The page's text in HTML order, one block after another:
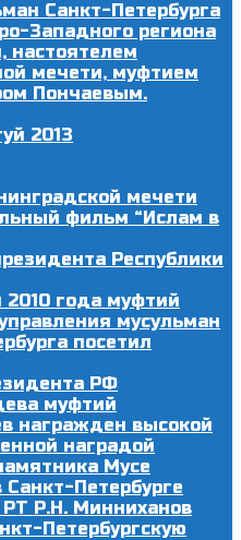
Санкт-Петербурга
Западного региона
настоятелем
мечети, муфтием
Пончаевым.
2013
мечети
фильм “Ислам в
Республики
2010 года муфтий
мусульман
посетил
РФ
муфтий
награжден высокой
наградой
Мусе
Петербурге
Р.Н. Минниханов
Петербургскую